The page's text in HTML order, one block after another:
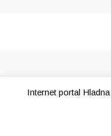
Internet portal